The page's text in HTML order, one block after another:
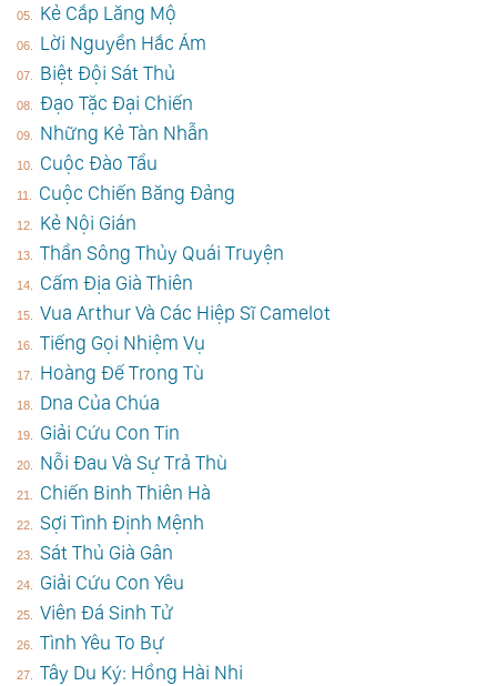
Kẻ Cắp Lăng Mộ
Lời Nguyền Hắc Ám
Biệt Đội Sát Thủ
Đạo Tặc Đại Chiến
Những Kẻ Tàn Nhẫn
Cuộc Đào Tẩu
Cuộc Chiến Băng Đảng
Kẻ Nội Gián
Thần Sông Thủy Quái Truyện
Cấm Địa Già Thiên
Vua Arthur Và Các Hiệp Sĩ Camelot
Tiếng Gọi Nhiệm Vụ
Hoàng Đế Trong Tù
Dna Của Chúa
Giải Cứu Con Tin
Nỗi Đau Và Sự Trả Thù
Chiến Binh Thiên Hà
Sợi Tình Định Mệnh
Sát Thủ Già Gân
Giải Cứu Con Yêu
Viên Đá Sinh Tử
Tình Yêu To Bự
Tây Du Ký: Hồng Hài Nhi